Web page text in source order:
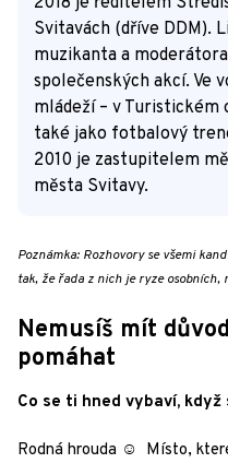
Svitavách (dříve DDM).
muzikanta a
společenských akcí. Ve
mládeží – v Turistickém
také jako fotbalový
2010 je zastupitelem
města Svitavy.
Poznámka: Rozhovory se všemi
tak, že řada z nich je ryze
Nemusíš mít
pomáhat
Co se ti hned vybaví, když
Rodná hrouda ☺ Místo,